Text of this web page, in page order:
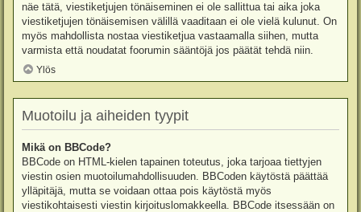
näe tätä, viestiketjujen tönäiseminen ei ole sallittua tai aika joka
viestiketjujen tönäisemisen välillä vaaditaan ei ole vielä kulunut. On
myös mahdollista nostaa viestiketjua vastaamalla siihen, mutta
varmista että noudatat foorumin sääntöjä jos päätät tehdä niin.
Ylös
Muotoilu ja aiheiden tyypit
Mikä on BBCode?
BBCode on HTML-kielen tapainen toteutus, joka tarjoaa tiettyjen
viestin osien muotoilumahdollisuuden. BBCoden käytöstä päättää
ylläpitäjä, mutta se voidaan ottaa pois käytöstä myös
viestikohtaisesti viestin kirjoituslomakkeella. BBCode itsessään on